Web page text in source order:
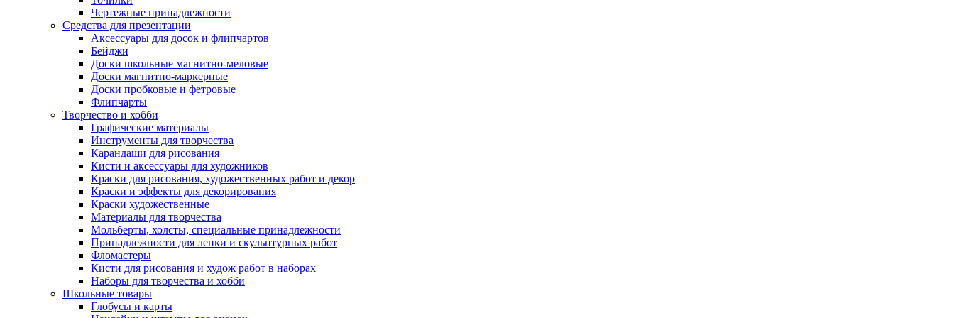
Чертежные принадлежности
Средства для презентации
Аксессуары для досок и флипчартов
Бейджи
Доски школьные магнитно-меловые
Доски магнитно-маркерные
Доски пробковые и фетровые
Флипчарты
Творчество и хобби
Графические материалы
Инструменты для творчества
Карандаши для рисования
Кисти и аксессуары для художников
Краски для рисования, художественных работ и декор
Краски и эффекты для декорирования
Краски художественные
Материалы для творчества
Мольберты, холсты, специальные принадлежности
Принадлежности для лепки и скульптурных работ
Фломастеры
Кисти для рисования и худож работ в наборах
Наборы для творчества и хобби
Школьные товары
Глобусы и карты